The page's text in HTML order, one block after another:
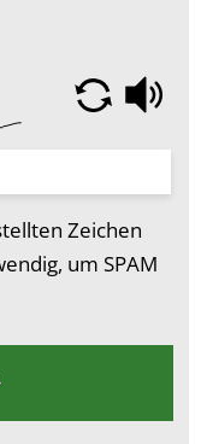
Zeichen
um SPAM